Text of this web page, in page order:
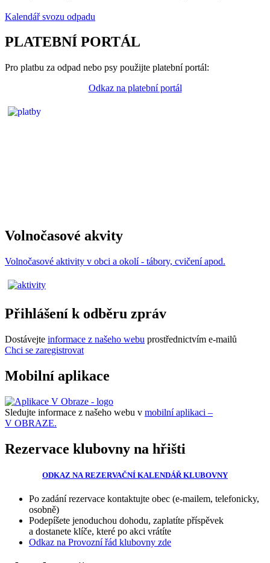
Kalendář svozu odpadu
PLATEBNÍ PORTÁL
Pro platbu za odpad nebo psy použijte platební portál:
Odkaz na platební portál
Volnočasové akvity
Volnočasové aktivity v obci a okolí - tábory, cvičení apod.
Přihlášení k odběru zpráv
Dostávejte informace z našeho webu prostřednictvím e-mailů
Chci se zaregistrovat
Mobilní aplikace
Sledujte informace z našeho webu v mobilní aplikaci –
V OBRAZE.
Rezervace klubovny na hřišti
ODKAZ NA REZERVAČNÍ KALENDÁŘ KLUBOVNY
Po zadání rezervace kontaktujte obec (e-mailem, telefonicky,
osobně)
Podepíšete jenoduchou dohodu, zaplatíte příspěvek
a dostanete klíče, které po akci vrátíte
Odkaz na Provozní řád klubovny zde